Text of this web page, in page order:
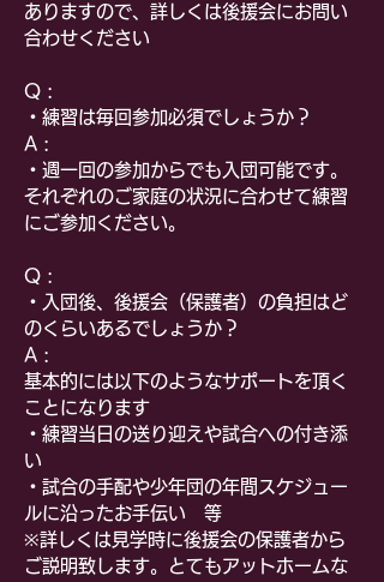
ありますので、詳しくは後援会にお問い
合わせください
​Q :
・練習は毎回参加必須でしょうか？
A :
・週一回の参加からでも入団可能です。
それぞれのご家庭の状況に合わせて練習
にご参加ください。
Q :
・入団後、後援会（保護者）の負担はど
のくらいあるでしょうか？
A :
基本的には以下のようなサポートを頂く
ことになります
・練習当日の送り迎えや試合への付き添
い
・試合の手配や少年団の年間スケジュー
ルに沿ったお手伝い 等
​※詳しくは見学時に後援会の保護者から
ご説明致します。とてもアットホームな